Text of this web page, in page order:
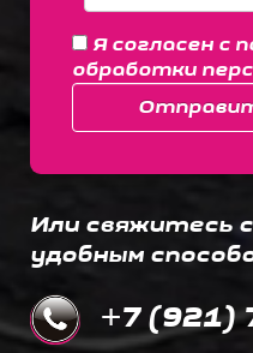
Я согласен с
обработки
Или свяжитесь
удобным
+7 (921)